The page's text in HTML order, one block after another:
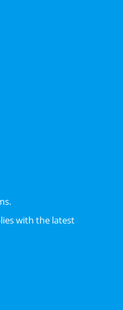
with the latest